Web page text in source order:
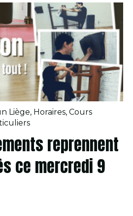
Liège, Horaires, Cours
reprennent
ce mercredi 9